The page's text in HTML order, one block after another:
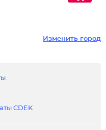
Изменить город
CDEK